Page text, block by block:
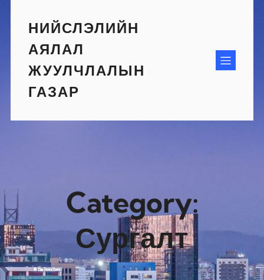
contentНИЙСЛЭЛИЙН
АЯЛАЛ
ЖУУЛЧЛАЛЫН
ГАЗАР
Category:
Сургалт